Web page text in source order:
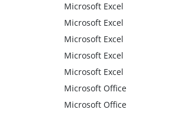
Microsoft Excel
Microsoft Excel
Microsoft Excel
Microsoft Excel
Microsoft Excel
Microsoft Office
Microsoft Office